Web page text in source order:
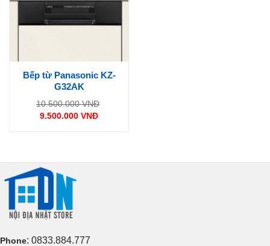
Bếp từ Panasonic KZ-
G32AK
10.500.000VNĐ
9.500.000 VNĐ
Phone: 0833.884.777